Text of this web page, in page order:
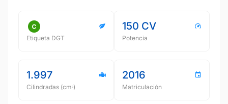
Etiqueta DGT
150 CV
Potencia
1.997
Cilindradas (cmᵌ)
2016
Matriculación